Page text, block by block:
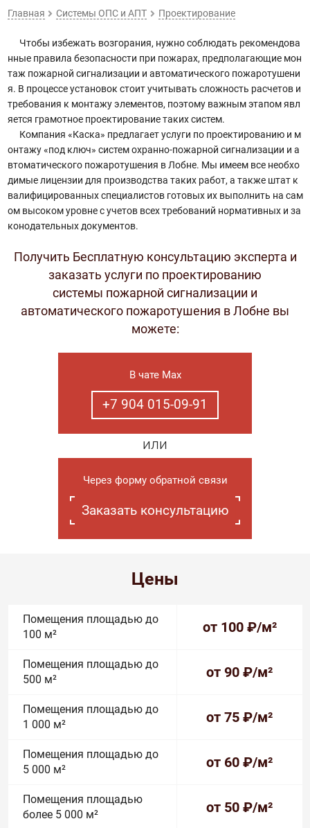
Главная Системы ОПС и АПТ Проектирование
Чтобы избежать возгорания, нужно соблюдать рекомендова
нные правила безопасности при пожарах, предполагающие мон
таж пожарной сигнализации и автоматического пожаротушени
я. В процессе установок стоит учитывать сложность расчетов и
требования к монтажу элементов, поэтому важным этапом явл
яется грамотное проектирование таких систем.
Компания «Каска» предлагает услуги по проектированию и м
онтажу «под ключ» систем охранно-пожарной сигнализации и а
втоматического пожаротушения в Лобне. Мы имеем все необхо
димые лицензии для производства таких работ, а также штат к
валифицированных специалистов готовых их выполнить на сам
ом высоком уровне с учетов всех требований нормативных и за
конодательных документов.
Получить Бесплатную консультацию эксперта и
заказать услуги по проектированию
системы пожарной сигнализации и
автоматического пожаротушения в Лобне вы
можете:
В чате Max
+7 904 015-09-91
или
Через форму обратной связи
Заказать консультацию
Цены
Помещения площадью до
100 м²
от 100 ₽/м²
Помещения площадью до
500 м²
от 90 ₽/м²
Помещения площадью до
1 000 м²
от 75 ₽/м²
Помещения площадью до
5 000 м²
от 60 ₽/м²
Помещения площадью
более 5 000 м²
от 50 ₽/м²